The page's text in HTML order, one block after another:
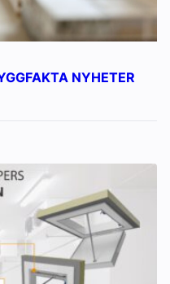
NYHETER